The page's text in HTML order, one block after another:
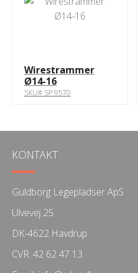
Wirestrammer
Ø14-16
SKU# SP 9570
KONTAKT
Guldborg Legepladser ApS
Ulvevej 25
DK-4622 Havdrup
CVR: 42 62 47 13